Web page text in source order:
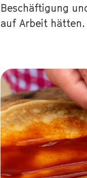
Beschäftigung
auf Arbeit hätten.